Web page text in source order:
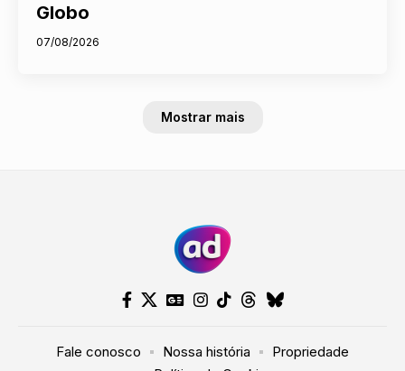
Globo
07/08/2026
Mostrar mais
Fale conosco Nossa história
Propriedade